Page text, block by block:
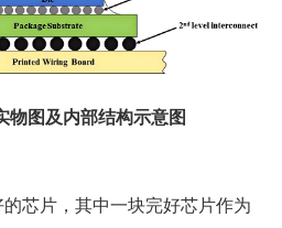
物图及内部结构示意图
芯片，其中一块完好芯片作为